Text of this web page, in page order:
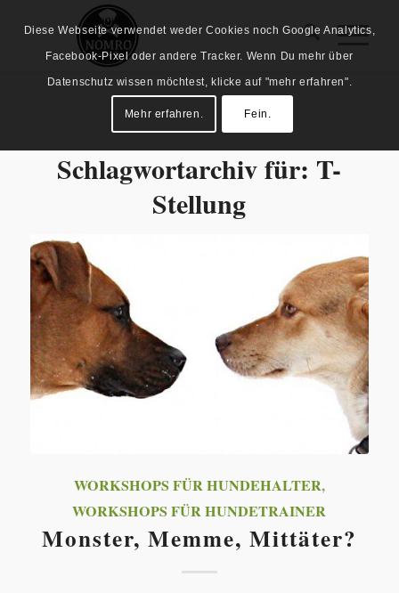
Schlagwortarchiv für: T-
Stellung
WORKSHOPS FÜR HUNDEHALTER,
WORKSHOPS FÜR HUNDETRAINER
Monster, Memme, Mittäter?
Diese Webseite verwendet weder Cookies noch Google Analytics,
Facebook-Pixel oder andere Tracker. Wenn Du mehr über
Datenschutz wissen möchtest, klicke auf "mehr erfahren".
Mehr erfahren. Fein.